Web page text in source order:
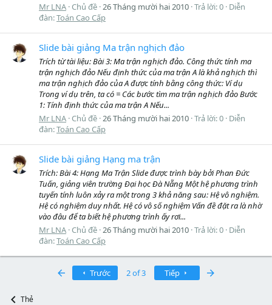
Mr LNA Chủ đề 26 Tháng mười hai 2010 Trả lời: 0 Diễn
đàn:Toán Cao Cấp
Slide bài giảng Ma trận nghịch đảo
Trích từ tài liệu: Bài 3: Ma trận nghịch đảo. Công thức tính ma
trận nghịch đảo Nếu định thức của ma trận A là khả nghịch thì
ma trận nghịch đảo của A được tính bằng công thức: Ví dụ
Trong ví dụ trên, ta có = Các bước tìm ma trận nghịch đảo Bước
1: Tính định thức của ma trận A Nếu...
Mr LNA Chủ đề 26 Tháng mười hai 2010 Trả lời: 0 Diễn
đàn:Toán Cao Cấp
Slide bài giảng Hạng ma trận
Trích: Bài 4: Hạng Ma Trận Slide được trình bày bởi Phan Đức
Tuấn, giảng viên trường Đại học Đà Nẵng Một hệ phương trình
tuyến tính luôn xảy ra một trong 3 khả năng sau: Hệ vô nghiệm.
Hệ có nghiệm duy nhất. Hệ có vô số nghiệm Vấn đề đặt ra là nhờ
vào đâu để ta biết hệ phương trình ấy rơi...
Mr LNA Chủ đề 26 Tháng mười hai 2010 Trả lời: 0 Diễn
đàn:Toán Cao Cấp
Trước 2 of 3 Tiếp
Thẻ